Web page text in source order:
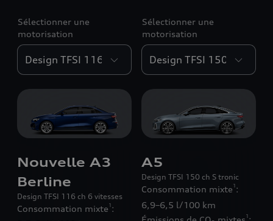
Sélectionner une
motorisation
Nouvelle A3
Berline
Design TFSI 116 ch 6 vitesses
Consommation mixte 1 :
Sélectionner une
motorisation
A5
Design TFSI 150 ch S tronic
Consommation mixte 1 :
6,9–6,5 l/100 km
1